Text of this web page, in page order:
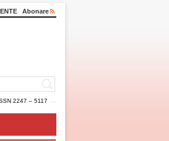
Abonare
2247 – 5117